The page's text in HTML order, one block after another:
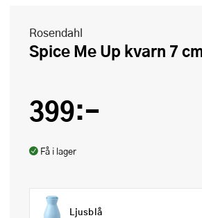
Rosendahl
Spice Me Up kvarn 7
399:-
Få i lager
Ljusblå